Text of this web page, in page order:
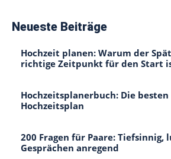
Neueste Beiträge
Hochzeit planen: Warum der
richtige Zeitpunkt für den Start
Hochzeitsplanerbuch: Die
Hochzeitsplan
200 Fragen für Paare: Tiefsinnig,
Gesprächen anregend